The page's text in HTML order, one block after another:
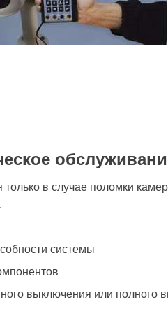
в случае поломки
системы
выключения или полного